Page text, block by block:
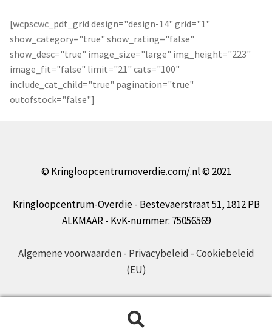
[wcpscwc_pdt_grid design="design-14" grid="1"
show_category="true" show_rating="false"
show_desc="true" image_size="large" img_height="223"
image_fit="false" limit="21" cats="100"
include_cat_child="true" pagination="true"
outofstock="false"]
© Kringloopcentrumoverdie.com/.nl © 2021
Kringloopcentrum-Overdie - Bestevaerstraat 51, 1812 PB
ALKMAAR - KvK-nummer: 75056569
Algemene voorwaarden- Privacybeleid -Cookiebeleid
(EU)